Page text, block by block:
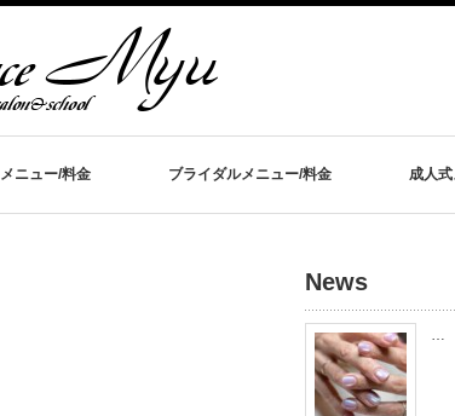
メニュー/料金 ブライダルメニュー/料金 成人
News
…